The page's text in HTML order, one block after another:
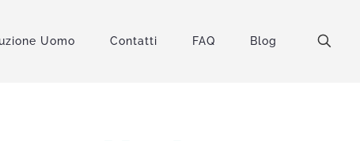
Uomo Contatti FAQ Blog